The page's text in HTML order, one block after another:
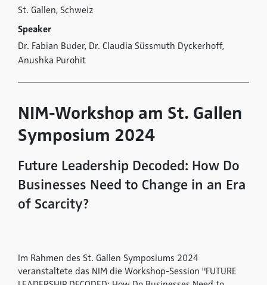
St. Gallen, Schweiz
Speaker
Dr. Fabian Buder, Dr. Claudia Süssmuth Dyckerhoff,
Anushka Purohit
NIM-Workshop am St. Gallen
Symposium 2024
Future Leadership Decoded: How Do
Businesses Need to Change in an Era
of Scarcity?
Im Rahmen des St. Gallen Symposiums 2024
veranstaltete das NIM die Workshop-Session "FUTURE